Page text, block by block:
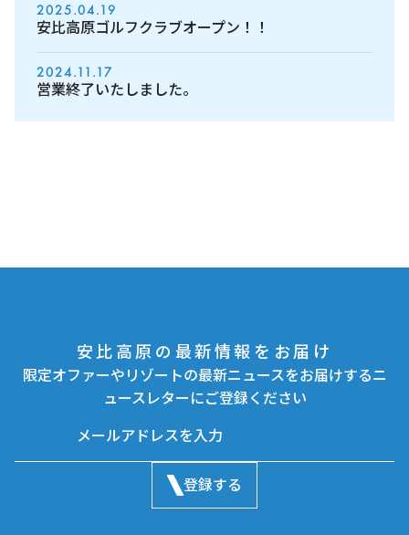
2025.04.19
安比高原ゴルフクラブオープン！！
2024.11.17
営業終了いたしました。
安比高原の最新情報をお届け
限定オファーやリゾートの最新ニュースをお届けするニ
ュースレターにご登録ください
登録する